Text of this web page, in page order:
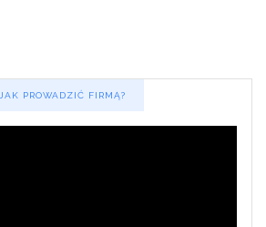
JAK PROWADZIĆ FIRMĄ?